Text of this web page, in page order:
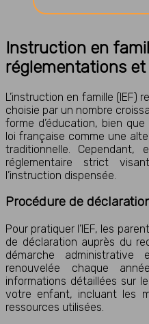
Instruction en
réglementations
L’instruction en famille (IEF)
choisie par un nombre
forme d’éducation, bien
loi française comme une
traditionnelle.
réglementaire strict
l’instruction dispensée.
Procédure de
Pour pratiquer l’IEF, les
de déclaration auprès du
démarche
renouvelée chaque
informations détaillées sur
votre enfant, incluant les
ressources utilisées.